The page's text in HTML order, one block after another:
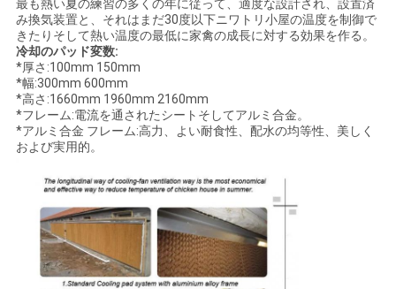
最も熱い夏の練習の多くの年に従って、適度な設計され、設置済
み換気装置と、それはまだ30度以下ニワトリ小屋の温度を制御で
きたりそして熱い温度の最低に家禽の成長に対する効果を作る。
冷却のパッド変数:
*厚さ:100mm 150mm
*幅:300mm 600mm
*高さ:1660mm 1960mm 2160mm
*フレーム:電流を通されたシートそしてアルミ合金。
*アルミ合金 フレーム:高力、よい耐食性、配水の均等性、美しく
および実用的。